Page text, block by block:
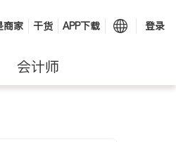
商家 干货 APP下载 登录
会计师